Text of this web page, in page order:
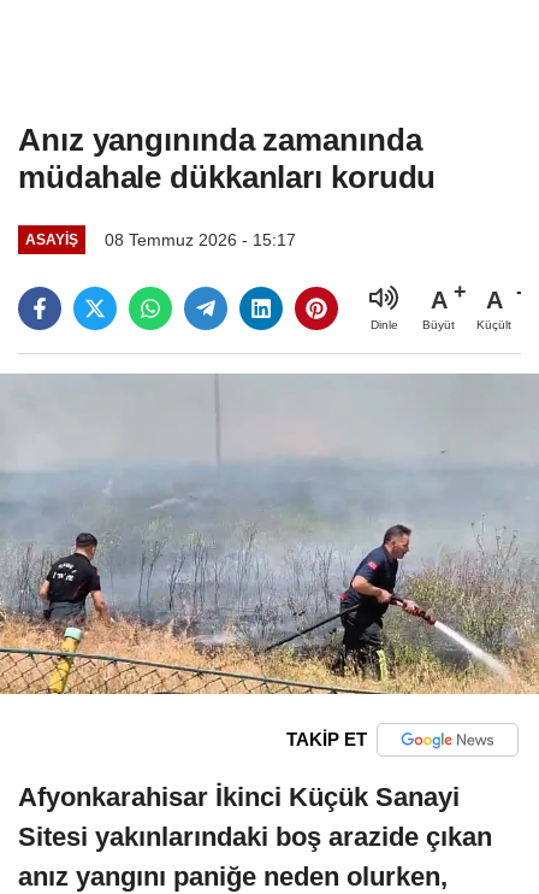
Anız yangınında zamanında
müdahale dükkanları korudu
ASAYIŞ 08 Temmuz 2026 - 15:17
Dinle
A
Büyüt
A
Küçült
TAKİP ET
Afyonkarahisar İkinci Küçük Sanayi
Sitesi yakınlarındaki boş arazide çıkan
anız yangını paniğe neden olurken,